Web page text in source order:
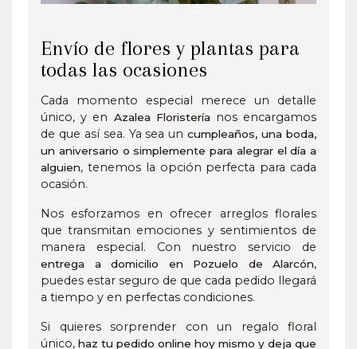
Envío de flores y plantas para
todas las ocasiones
Cada momento especial merece un detalle
único, y en Azalea Floristería nos encargamos
de que así sea. Ya sea uncumpleaños, una boda,
un aniversario o simplemente para alegrar el día a
alguien, tenemos la opción perfecta para cada
ocasión.
Nos esforzamos en ofrecer arreglos florales
que transmitan emociones y sentimientos de
manera especial. Con nuestro servicio de
entrega a domicilio en Pozuelo de Alarcón,
puedes estar seguro de que cada pedido llegará
a tiempo y en perfectas condiciones.
Si quieres sorprender con un regalo floral
único, haz tu pedido online hoy mismo y deja que